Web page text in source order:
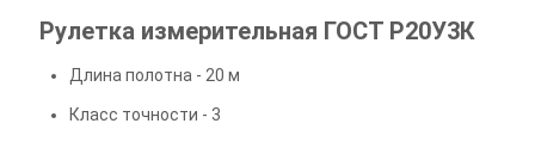
Рулетка измерительная ГОСТ Р20У3К
Длина полотна - 20 м
Класс точности - 3